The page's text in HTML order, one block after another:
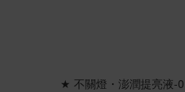
★ 不關燈・澎潤提亮液-